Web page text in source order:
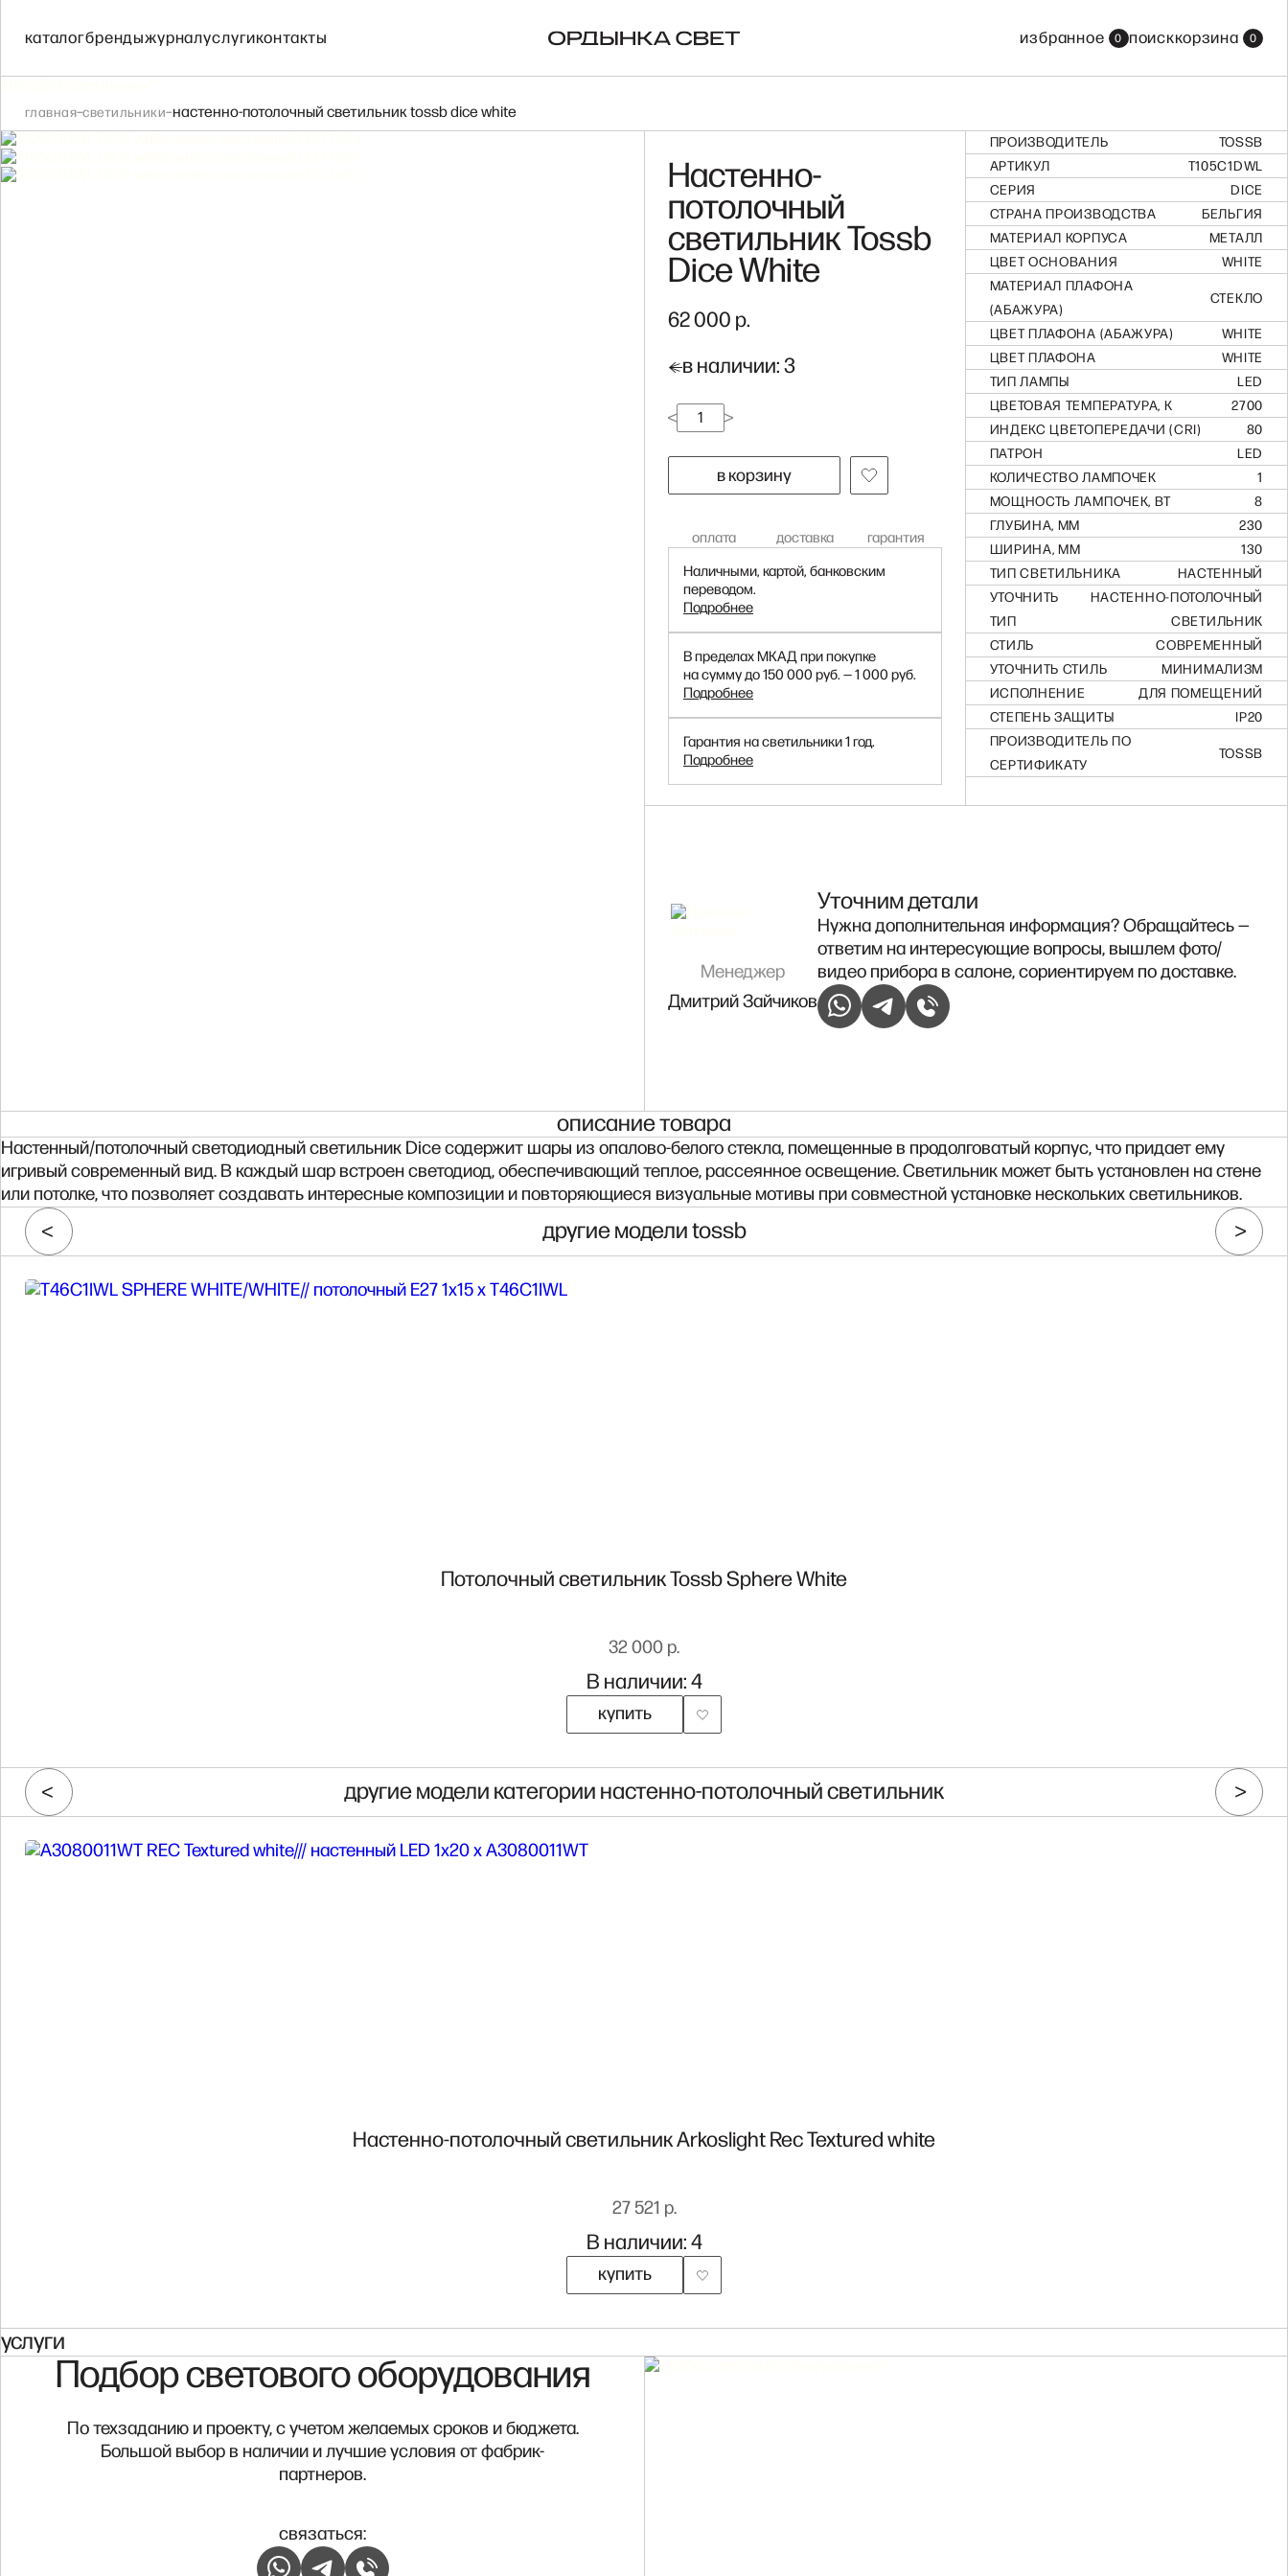
смотреть все бренды
IL PARALUME MARINA
все бренды
каталогбрендыжурналуслугиконтакты избранное 0 поисккорзина 0
главная–светильники–настенно-потолочный светильник tossb dice white
Настенно-
потолочный
светильник Tossb
Dice White
62 000 р.
в наличии: 3
в корзину
оплата доставка
гарантия
Наличными, картой, банковским
переводом.
Подробнее
В пределах МКАД при покупке
на сумму до 150 000 руб. — 1 000 руб.
Подробнее
Гарантия на светильники 1 год.
Подробнее
ПРОИЗВОДИТЕЛЬ
TOSSB
АРТИКУЛ
T105C1DWL
СЕРИЯ
DICE
СТРАНА ПРОИЗВОДСТВА
БЕЛЬГИЯ
МАТЕРИАЛ КОРПУСА
МЕТАЛЛ
ЦВЕТ ОСНОВАНИЯ
WHITE
МАТЕРИАЛ ПЛАФОНА
(АБАЖУРА)
СТЕКЛО
ЦВЕТ ПЛАФОНА (АБАЖУРА)
WHITE
ЦВЕТ ПЛАФОНА
WHITE
ТИП ЛАМПЫ
LED
ЦВЕТОВАЯ ТЕМПЕРАТУРА, К
2700
ИНДЕКС ЦВЕТОПЕРЕДАЧИ (CRI)
80
ПАТРОН
LED
КОЛИЧЕСТВО ЛАМПОЧЕК
1
МОЩНОСТЬ ЛАМПОЧЕК, ВТ
8
ГЛУБИНА, ММ
230
ШИРИНА, ММ
130
ТИП СВЕТИЛЬНИКА
НАСТЕННЫЙ
УТОЧНИТЬ
ТИП
НАСТЕННО-ПОТОЛОЧНЫЙ
СВЕТИЛЬНИК
СТИЛЬ
СОВРЕМЕННЫЙ
УТОЧНИТЬ СТИЛЬ
МИНИМАЛИЗМ
ИСПОЛНЕНИЕ
ДЛЯ ПОМЕЩЕНИЙ
СТЕПЕНЬ ЗАЩИТЫ
IP20
ПРОИЗВОДИТЕЛЬ ПО
СЕРТИФИКАТУ
TOSSB
Менеджер
Дмитрий Зайчиков
Уточним детали
Нужна дополнительная информация? Обращайтесь —
ответим на интересующие вопросы, вышлем фото/
видео прибора в салоне, сориентируем по доставке.
описание товара
Настенный/потолочный светодиодный светильник Dice содержит шары из опалово-белого стекла, помещенные в продолговатый корпус, что придает ему
игривый современный вид. В каждый шар встроен светодиод, обеспечивающий теплое, рассеянное освещение. Светильник может быть установлен на стене
или потолке, что позволяет создавать интересные композиции и повторяющиеся визуальные мотивы при совместной установке нескольких светильников.
другие модели tossb
Потолочный светильник Tossb Sphere White
32 000 р.
В наличии: 4
купить
другие модели категории настенно-потолочный светильник
Настенно-потолочный светильник Arkoslight Rec Textured white
27 521 р.
В наличии: 4
купить
услуги
Подбор светового оборудования
По техзаданию и проекту, с учетом желаемых сроков и бюджета.
Большой выбор в наличии и лучшие условия от фабрик-
партнеров.
связаться: